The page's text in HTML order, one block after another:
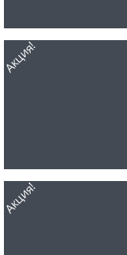
Акция!
Акция!